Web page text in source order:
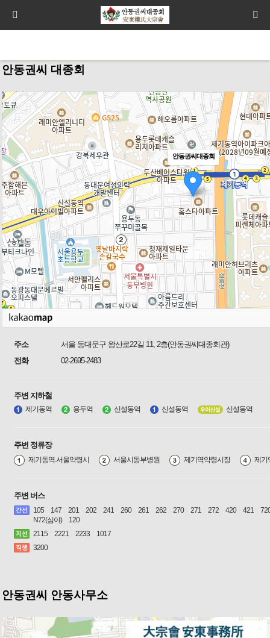
안동권씨 대종회
안동권씨대종회
주소
서울 동대문구 왕산로22길 11, 2층(안동권씨대종회관)
전화
02-2695-2483
주변 지하철
제기동역 용두역 신설동역 신설동역 신설동역
주변 정류장
제기동역.서울약령시 서울시동부병원 제기역약령시장 제기
주변 버스
105 147 201 202 241 260 261 262 270 271 272 420 421
N72(심야)
120
2115
2221 2233
1017
3200
안동권씨 안동사무소